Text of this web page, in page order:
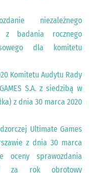
niezależnego
z badania rocznego
dla komitetu
Komitetu Audytu Rady
S.A. z siedzibą w
z dnia 30 marca 2020
Ultimate Games
z dnia 30 marca
oceny sprawozdania
za rok obrotowy